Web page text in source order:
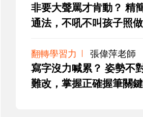
非要大聲罵才肯動？ 精
通法，不吼不叫孩子照做
翻轉學習力 張偉萍老師
寫字沒力喊累？ 姿勢不
難改，掌握正確握筆關鍵